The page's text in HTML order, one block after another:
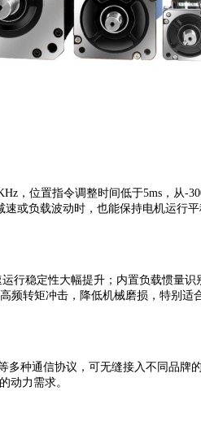
位置指令调整时间低于5ms，从-
或负载波动时，也能保持电机运行
稳定性大幅提升；内置负载惯量
转矩冲击，降低机械磨损，特别
多种通信协议，可无缝接入不同品
动力需求。